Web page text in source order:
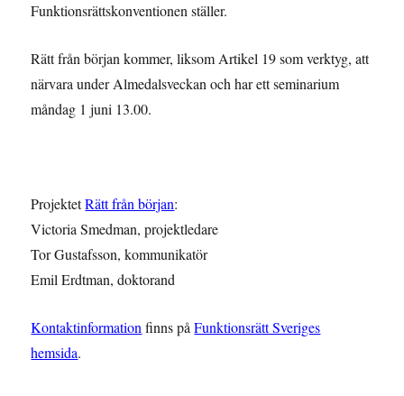
Funktionsrättskonventionen ställer.
Rätt från början kommer, liksom Artikel 19 som verktyg, att
närvara under Almedalsveckan och har ett seminarium
måndag 1 juni 13.00.
ProjektetRätt från början:
Victoria Smedman, projektledare
Tor Gustafsson, kommunikatör
Emil Erdtman, doktorand
Kontaktinformationfinns påFunktionsrätt Sveriges
hemsida.